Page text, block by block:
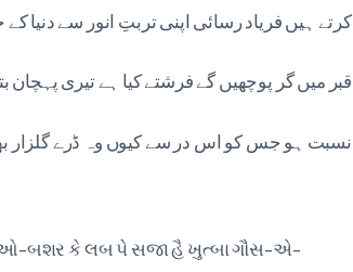
کرتے ہیں فریاد رسائی اپنی تربتِ انور سے
قبر میں گر پوچھیں گے فرشتے کیا ہے تیری
نسبت ہو جس کو اس در سے کیوں وہ ڈرے گلزار
બશર કે લબ પે સજા હૈ ખુત્બા ગૌસ-એ-